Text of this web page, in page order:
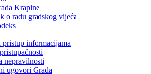
Krapine
o radu gradskog vijeća
pristup informacijama
nepravilnosti
ugovori Grada